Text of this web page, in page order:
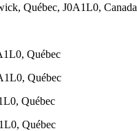
Québec, J0A1L0, Canada
Québec
Québec
Québec
Québec